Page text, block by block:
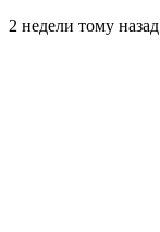
2 недели тому назад